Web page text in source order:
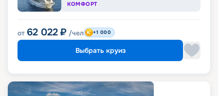
КОМФОРТ
от 62 022 ₽ /чел +1 000
Выбрать круиз